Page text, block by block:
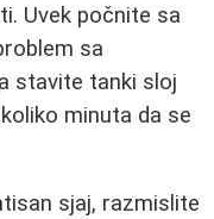
Uvek počnite sa
sa
stavite tanki sloj
minuta da se
sjaj, razmislite